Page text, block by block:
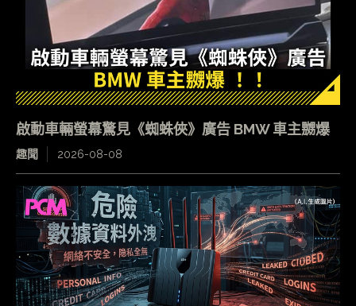
啟動車輛螢幕驚見《蜘蛛俠》廣告 BMW 車主嬲爆
趣聞 2026-08-08